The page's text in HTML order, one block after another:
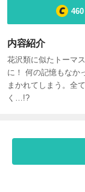
460
内容紹介
花沢類に似たトーマ
に！ 何の記憶もなか
まかれてしまう。全
く…!?